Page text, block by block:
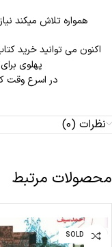
همواره تلاش میکند
اکنون می توانید خرید
پهلوی
در اسرع وقت
نظرات (0)
محصولات مرتبط
SOLD OUT